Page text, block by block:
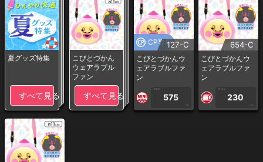
夏グッズ特集
すべて見る
こびとづかん
ウェアラブル
ファン
すべて見る
CP専用127-C
こびとづかんウ
ェアラブルファ
ン
1PLAY
575
CP
654-C
こびとづかんウ
ェアラブルファ
ン
1PLAY
230
CP